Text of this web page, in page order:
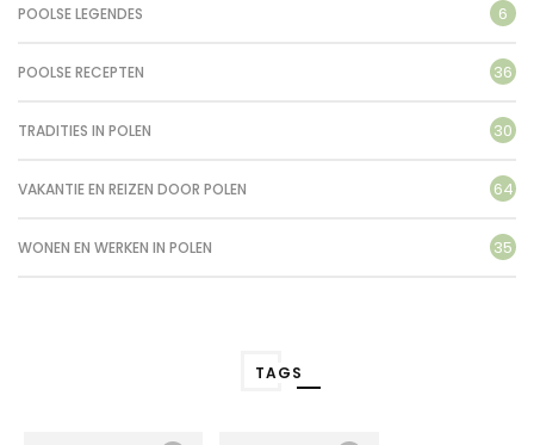
POOLSE LEGENDES 6
POOLSE RECEPTEN 36
TRADITIES IN POLEN 30
VAKANTIE EN REIZEN DOOR POLEN 64
WONEN EN WERKEN IN POLEN 35
TAGS